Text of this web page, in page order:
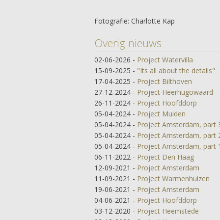
Fotografie: Charlotte Kap
Overig nieuws
02-06-2026 - Project Watervilla
15-09-2025 - "Its all about the details"
17-04-2025 - Project Bilthoven
27-12-2024 - Project Heerhugowaard
26-11-2024 - Project Hoofddorp
05-04-2024 - Project Muiden
05-04-2024 - Project Amsterdam, part
05-04-2024 - Project Amsterdam, part
05-04-2024 - Project Amsterdam, part 1
06-11-2022 - Project Den Haag
12-09-2021 - Project Amsterdam
11-09-2021 - Project Warmenhuizen
19-06-2021 - Project Amsterdam
04-06-2021 - Project Hoofddorp
03-12-2020 - Project Heemstede